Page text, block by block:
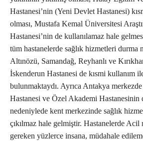
Hastanesi’nin (Yeni Devlet Hastanesi)
olması, Mustafa Kemal Üniversitesi
Hastanesi’nin de kullanılamaz hale
tüm hastanelerde sağlık hizmetleri durma
Altınözü, Samandağ, Reyhanlı ve
İskenderun Hastanesi de kısmi kullanım
bulunmaktaydı. Ayrıca Antakya
Hastanesi ve Özel Akademi Hastanesinin
nedeniylede kent merkezinde sağlık
çıkılmaz hale gelmiştir. Hastanelerde Acil
gereken yüzlerce insana, müdahale